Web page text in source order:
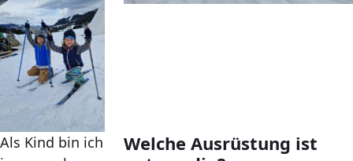
Als Kind bin ich
Welche Ausrüstung ist